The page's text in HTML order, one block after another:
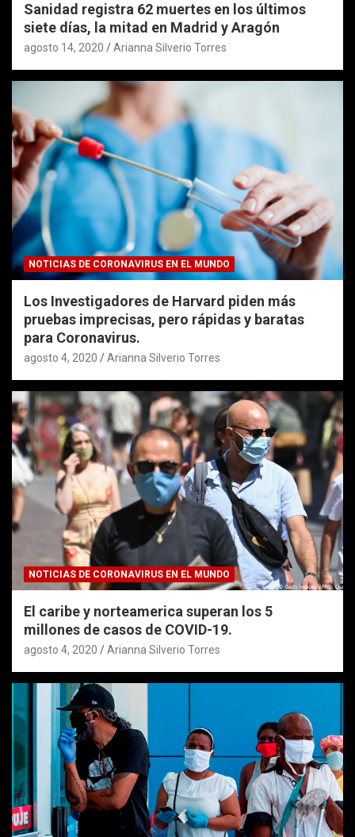
Sanidad registra 62 muertes en los últimos
siete días, la mitad en Madrid y Aragón
agosto 14, 2020 Arianna Silverio Torres
NOTICIAS DE CORONAVIRUS EN EL MUNDO
Los Investigadores de Harvard piden más
pruebas imprecisas, pero rápidas y baratas
para Coronavirus.
agosto 4, 2020 Arianna Silverio Torres
NOTICIAS DE CORONAVIRUS EN EL MUNDO
El caribe y norteamerica superan los 5
millones de casos de COVID-19.
agosto 4, 2020 Arianna Silverio Torres